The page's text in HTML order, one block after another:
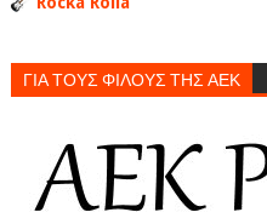
ΓΙΑ ΤΟΥΣ ΦΙΛΟΥΣ ΤΗΣ ΑΕΚ